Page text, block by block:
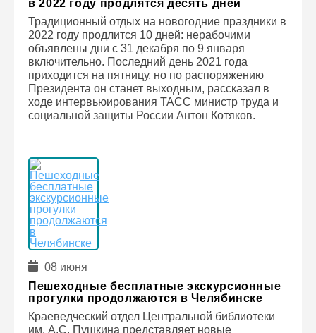
в 2022 году продлятся десять дней
Традиционный отдых на новогодние праздники в
2022 году продлится 10 дней: нерабочими
объявлены дни с 31 декабря по 9 января
включительно. Последний день 2021 года
приходится на пятницу, но по распоряжению
Президента он станет выходным, рассказал в
ходе интервьюирования ТАСС министр труда и
социальной защиты России Антон Котяков.
08 июня
Пешеходные бесплатные экскурсионные
прогулки продолжаются в Челябинске
Краеведческий отдел Центральной библиотеки
им. А.С. Пушкина представляет новые